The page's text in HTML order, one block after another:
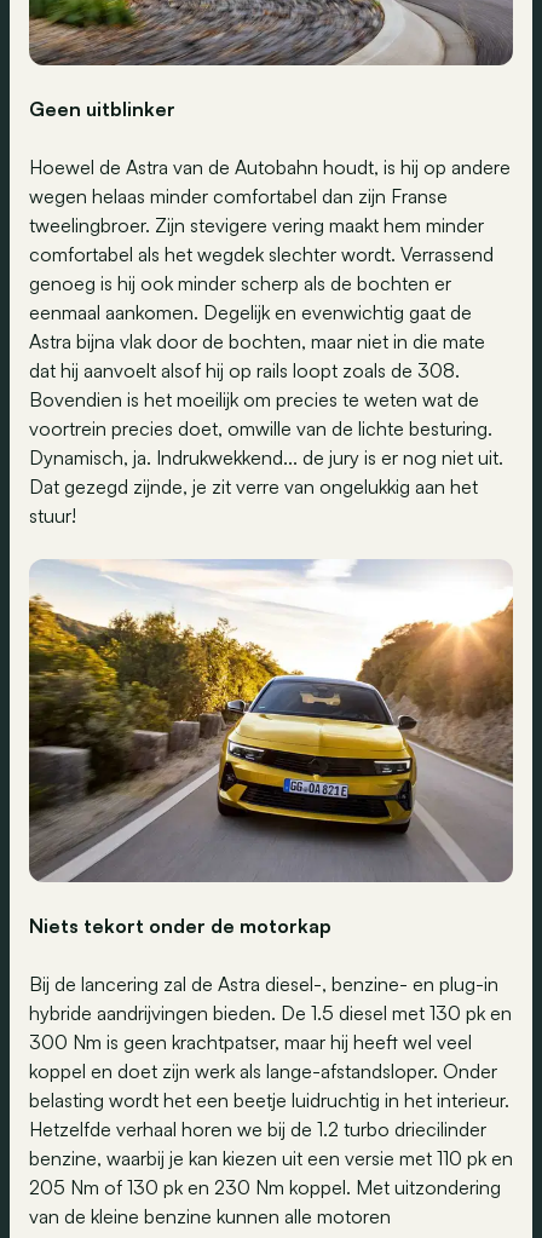
Geen uitblinker
Hoewel de Astra van de Autobahn houdt, is hij op andere
wegen helaas minder comfortabel dan zijn Franse
tweelingbroer. Zijn stevigere vering maakt hem minder
comfortabel als het wegdek slechter wordt. Verrassend
genoeg is hij ook minder scherp als de bochten er
eenmaal aankomen. Degelijk en evenwichtig gaat de
Astra bijna vlak door de bochten, maar niet in die mate
dat hij aanvoelt alsof hij op rails loopt zoals de 308.
Bovendien is het moeilijk om precies te weten wat de
voortrein precies doet, omwille van de lichte besturing.
Dynamisch, ja. Indrukwekkend... de jury is er nog niet uit.
Dat gezegd zijnde, je zit verre van ongelukkig aan het
stuur!
Niets tekort onder de motorkap
Bij de lancering zal de Astra diesel-, benzine- en plug-in
hybride aandrijvingen bieden. De 1.5 diesel met 130 pk en
300 Nm is geen krachtpatser, maar hij heeft wel veel
koppel en doet zijn werk als lange-afstandsloper. Onder
belasting wordt het een beetje luidruchtig in het interieur.
Hetzelfde verhaal horen we bij de 1.2 turbo driecilinder
benzine, waarbij je kan kiezen uit een versie met 110 pk en
205 Nm of 130 pk en 230 Nm koppel. Met uitzondering
van de kleine benzine kunnen alle motoren